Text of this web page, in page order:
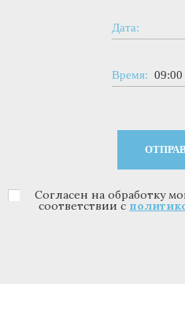
Дата:
Время: 09:00
Политика
Согласен на обработку
соответствии с